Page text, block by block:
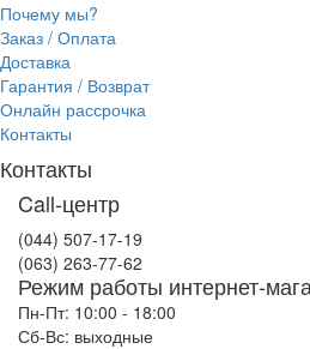
Почему мы?
Заказ / Оплата
Доставка
Гарантия / Возврат
Онлайн рассрочка
Контакты
Контакты
Call-центр
(044) 507-17-19
(063) 263-77-62
Режим работы интернет-
Пн-Пт: 10:00 - 18:00
Сб-Вс: выходные